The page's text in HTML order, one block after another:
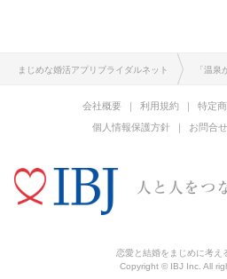
まじめな婚活アプリブライダルネット 「温泉
会社概要 利用規約
特定
個人情報保護方針
お問合せ
恋愛と結婚をまじめに考え
Copyright © IBJ Inc. All